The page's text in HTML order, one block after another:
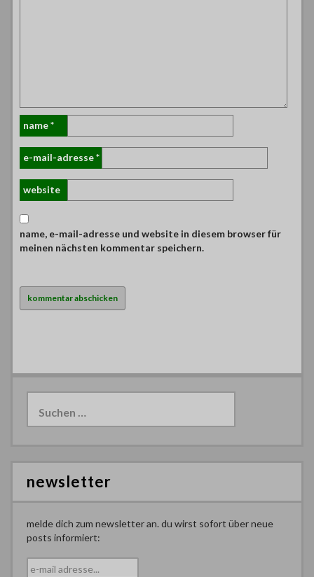
name*
e-mail-adresse*
website
name, e-mail-adresse und website in diesem browser für
meinen nächsten kommentar speichern.
newsletter
melde dich zum newsletter an. du wirst sofort über neue
posts informiert: